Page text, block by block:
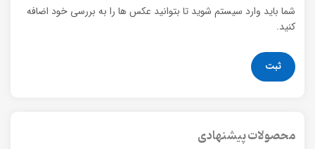
شما باید وارد سیستم شوید تا بتوانید عکس ها را به بررسی خود اضافه
کنید.
محصولات پیشنهادی